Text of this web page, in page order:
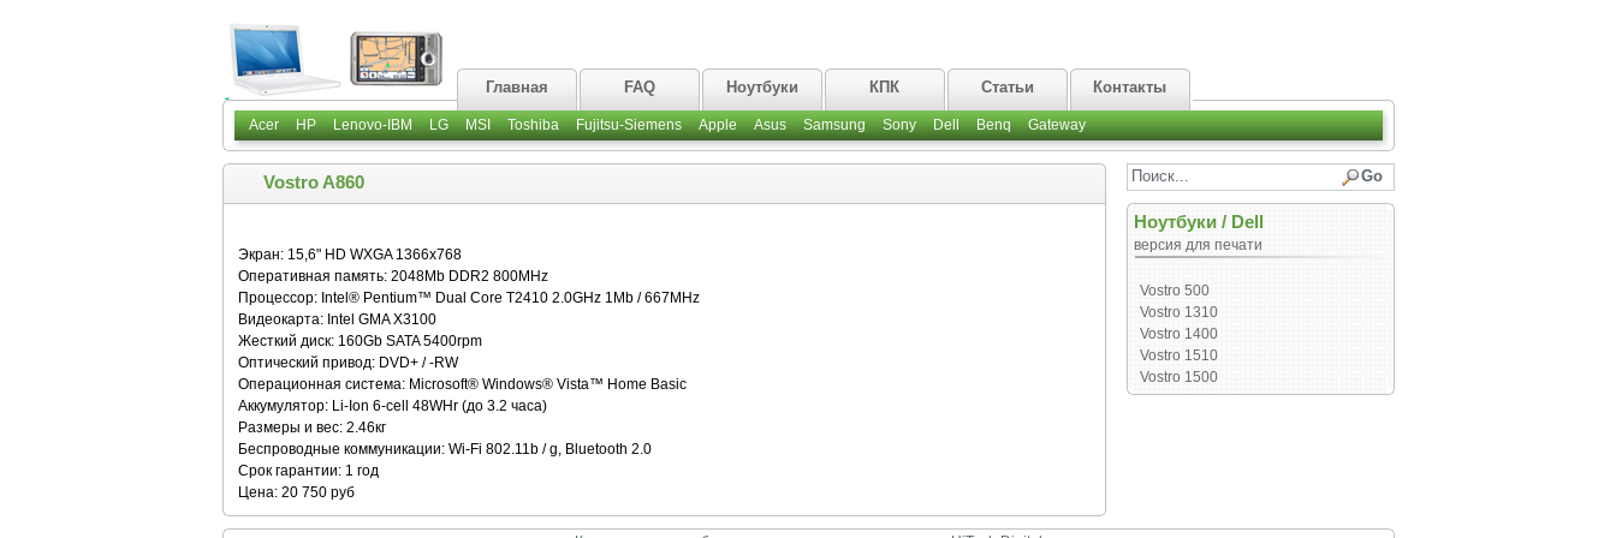
Главная FAQ Ноутбуки КПК Статьи Контакты
Acer HP Lenovo-IBM LG MSI Toshiba Fujitsu-Siemens Apple Asus Samsung Sony Dell Benq Gateway
Vostro A860
Экран: 15,6" HD WXGA 1366x768
Оперативная память: 2048Mb DDR2 800MHz
Процессор: Intel® Pentium™ Dual Core T2410 2.0GHz 1Mb / 667MHz
Видеокарта: Intel GMA X3100
Жесткий диск: 160Gb SATA 5400rpm
Оптический привод: DVD+ / -RW
Операционная система: Microsoft® Windows® Vista™ Home Basic
Аккумулятор: Li-Ion 6-cell 48WHr (до 3.2 часа)
Размеры и вес: 2.46кг
Беспроводные коммуникации: Wi-Fi 802.11b / g, Bluetooth 2.0
Срок гарантии: 1 год
Цена: 20 750 руб
Ноутбуки/ Dell
версия для печати
Vostro 500
Vostro 1310
Vostro 1400
Vostro 1510
Vostro 1500